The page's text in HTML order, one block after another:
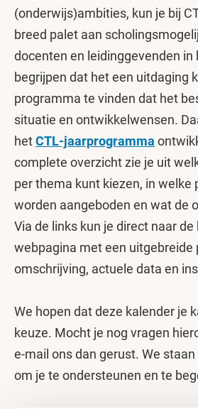
(onderwijs)ambities, kun je bij
breed palet aan
docenten en leidinggevenden in
begrijpen dat het een uitdaging
programma te vinden dat het
situatie en ontwikkelwensen.
hetCTL-jaarprogramma
complete overzicht zie je uit
per thema kunt kiezen, in welke
worden aangeboden en wat de
Via de links kun je direct naar
webpagina met een uitgebreide
omschrijving, actuele data en
We hopen dat deze kalender je
keuze. Mocht je nog vragen
e-mail ons dan gerust. We
om je te ondersteunen en te